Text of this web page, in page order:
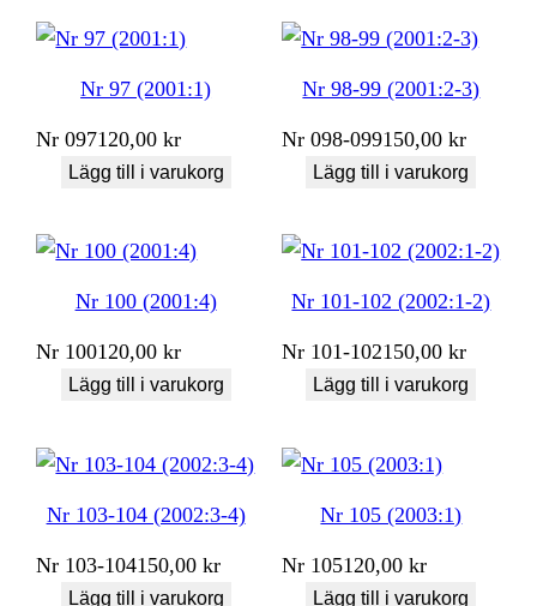
Nr 97 (2001:1)
Nr 097120,00kr
Lägg till i varukorg
Nr 98-99 (2001:2-3)
Nr 098-099150,00kr
Lägg till i varukorg
Nr 100 (2001:4)
Nr 100120,00kr
Lägg till i varukorg
Nr 101-102 (2002:1-2)
Nr 101-102150,00kr
Lägg till i varukorg
Nr 103-104 (2002:3-4)
Nr 103-104150,00kr
Lägg till i varukorg
Nr 105 (2003:1)
Nr 105120,00kr
Lägg till i varukorg